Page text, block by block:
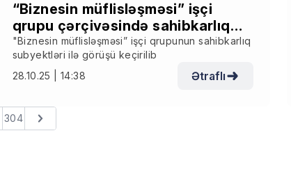
“Biznesin müflisləşməsi” işçi
qrupu çərçivəsində sahibkarlıq
subyektləri ilə görüş keçirilib
"Biznesin müflisləşməsi” işçi qrupunun sahibkarlıq
subyektləri ilə görüşü keçirilib
28.10.25 | 14:38
Ətraflı
304